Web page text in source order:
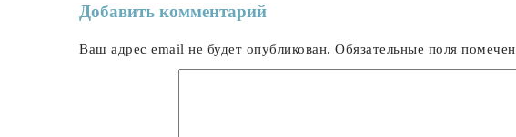
Добавить комментарий
Ваш адрес email не будет опубликован. Обязательные поля